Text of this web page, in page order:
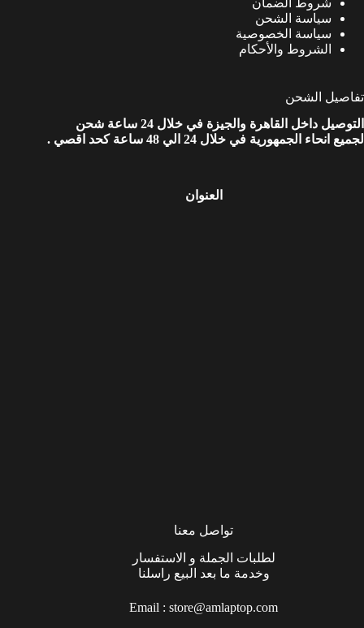
سياسة الشحن
سياسة الخصوصية
الشروط والأحكام
تفاصيل الشحن
التوصيل داخل القاهرة والجيزة في خلال 24 ساعة شحن
لجميع انحاء الجمهورية في خلال 24 الي 48 ساعة كحد اقصي .
العنوان
تواصل معنا
لطلبات الجملة و الاستفسار
وخدمة ما بعد البيع راسلنا
Email :store@amlaptop.com